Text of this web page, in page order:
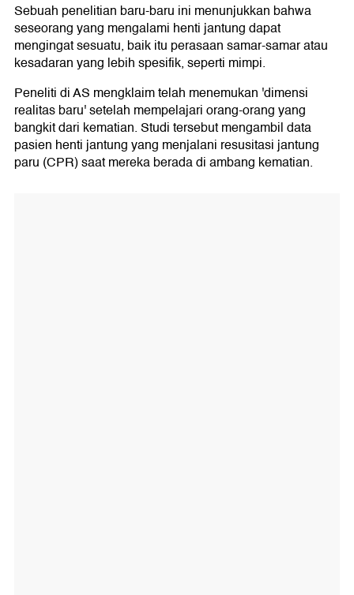
Sebuah penelitian baru-baru ini menunjukkan bahwa
seseorang yang mengalami henti jantung dapat
mengingat sesuatu, baik itu perasaan samar-samar atau
kesadaran yang lebih spesifik, seperti mimpi.
Peneliti di AS mengklaim telah menemukan 'dimensi
realitas baru' setelah mempelajari orang-orang yang
bangkit dari kematian. Studi tersebut mengambil data
pasien henti jantung yang menjalani resusitasi jantung
paru (CPR) saat mereka berada di ambang kematian.